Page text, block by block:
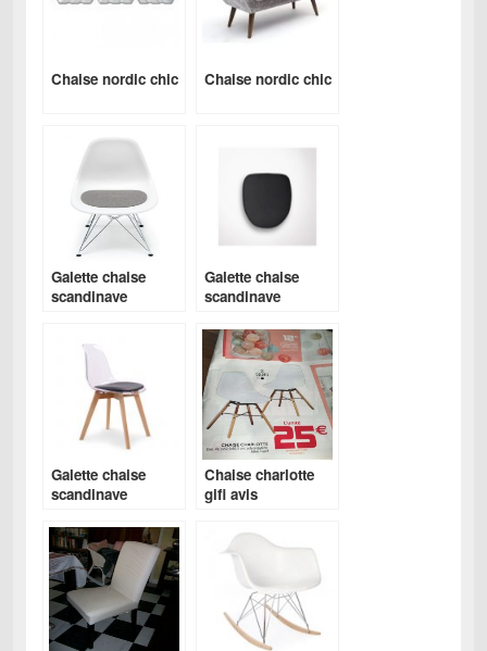
Chaise nordic chic Chaise nordic chic
Galette chaise
scandinave
Galette chaise
scandinave
Galette chaise
scandinave
Chaise charlotte
gifi avis